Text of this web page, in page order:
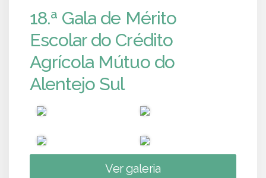
18.ª Gala de Mérito
Escolar do Crédito
Agrícola Mútuo do
Alentejo Sul
Ver galeria